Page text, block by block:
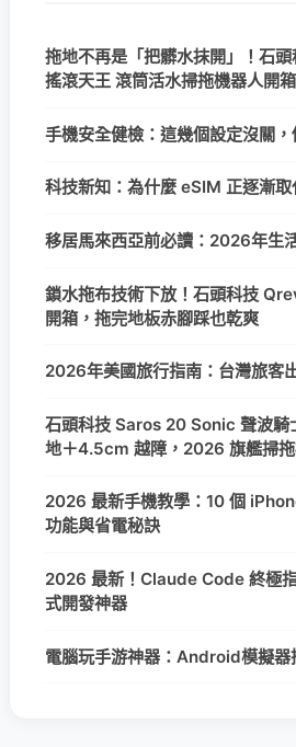
拖地不再是「把髒水抹開」！石
搖滾天王 滾筒活水掃拖機器人開
手機安全健檢：這幾個設定沒關，
科技新知：為什麼 eSIM 正逐漸
移居馬來西亞前必讀：2026年生
鎖水拖布技術下放！石頭科技
開箱，拖完地板赤腳踩也乾爽
2026年美國旅行指南：台灣旅客
石頭科技 Saros 20 Sonic 聲波騎
地＋4.5cm 越障，2026 旗艦掃
2026 最新手機教學：10 個
功能與省電秘訣
2026 最新！Claude Code 終極
式開發神器
電腦玩手游神器：Android模擬